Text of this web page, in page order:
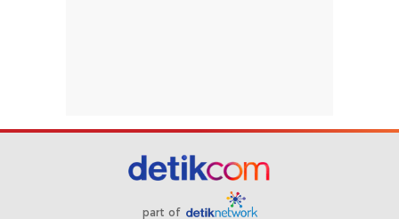
part of